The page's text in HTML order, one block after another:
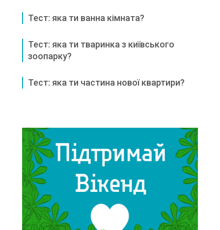
Тест: яка ти ванна кімната?
Тест: яка ти тваринка з київського
зоопарку?
Тест: яка ти частина нової квартири?